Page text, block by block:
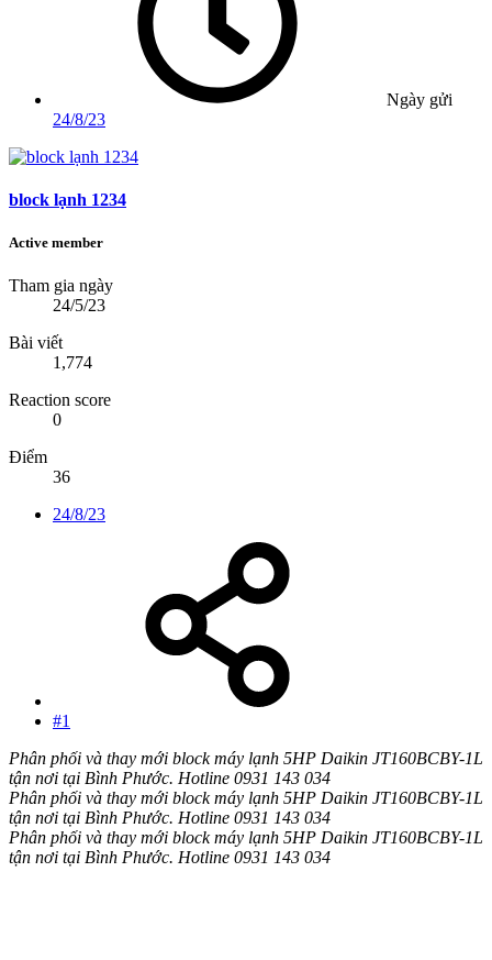
Ngày gửi
24/8/23
block lạnh 1234
Active member
Tham gia ngày
24/5/23
Bài viết
1,774
Reaction score
0
Điểm
36
24/8/23
#1
Phân phối và thay mới block máy lạnh 5HP Daikin JT160BCBY-1L
tận nơi tại Bình Phước. Hotline 0931 143 034
Phân phối và thay mới block máy lạnh 5HP Daikin JT160BCBY-1L
tận nơi tại Bình Phước. Hotline 0931 143 034
Phân phối và thay mới block máy lạnh 5HP Daikin JT160BCBY-1L
tận nơi tại Bình Phước. Hotline 0931 143 034